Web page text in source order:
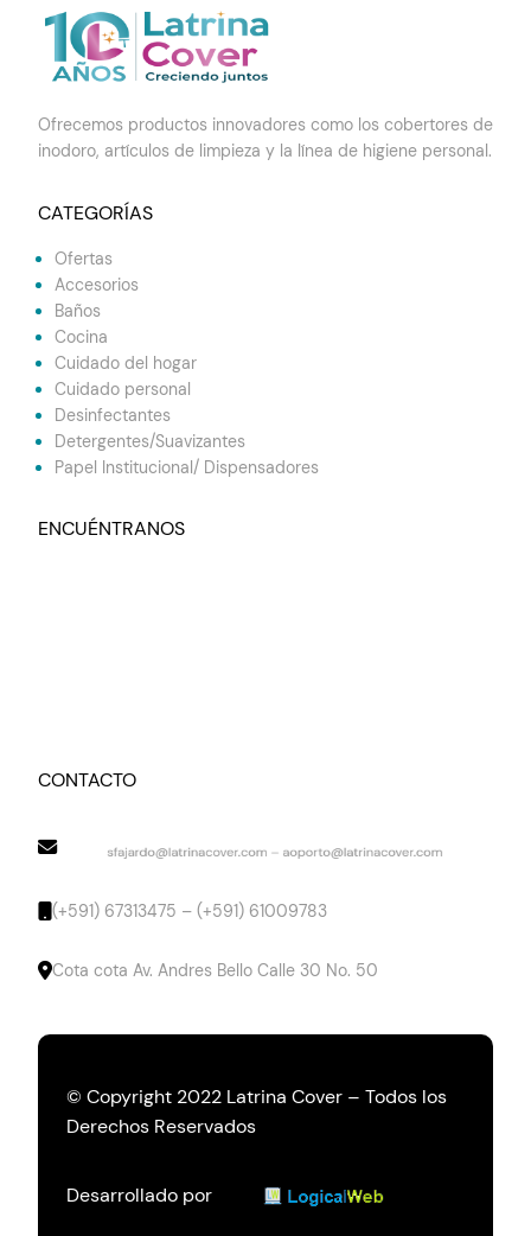
Ofrecemos productos innovadores como los cobertores de
inodoro, artículos de limpieza y la línea de higiene personal.
CATEGORÍAS
Ofertas
Accesorios
Baños
Cocina
Cuidado del hogar
Cuidado personal
Desinfectantes
Detergentes/Suavizantes
Papel Institucional/ Dispensadores
ENCUÉNTRANOS
CONTACTO
(+591) 67313475 – (+591) 61009783
Cota cota Av. Andres Bello Calle 30 No. 50
© Copyright 2022 Latrina Cover – Todos los
Derechos Reservados
Desarrollado por